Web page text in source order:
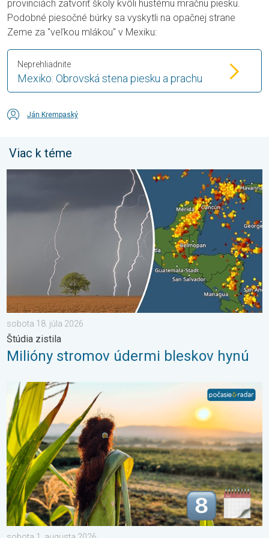
provinciách zatvoriť školy kvôli hustému mračnu piesku.
Podobné piesočné búrky sa vyskytli na opačnej strane
Zeme za "veľkou mlákou" v Mexiku:
Mexiko: Obrovská stena piesku a prachu
Neprehliadnite
Ján Krempaský
Viac k téme
Milióny stromov údermi bleskov hynú. Štúdia zistila. . . sobota
sobota 18. júla 2026
Štúdia zistila
Milióny stromov údermi bleskov hynú
Stabilné leto alebo i nefalšovaná jeseň. Mesiac august. . .